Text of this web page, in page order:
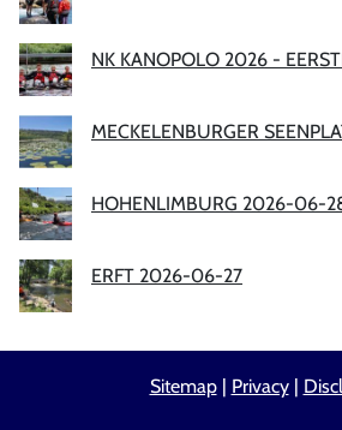
NK KANOPOLO 2026 -
MECKELENBURGER
HOHENLIMBURG 2026-06-
ERFT 2026-06-27
Sitemap| Privacy|